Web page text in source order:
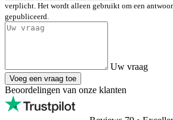
verplicht. Het wordt alleen gebruikt om een
gepubliceerd.
Uw vraag
Voeg een vraag toe
Beoordelingen van onze klanten